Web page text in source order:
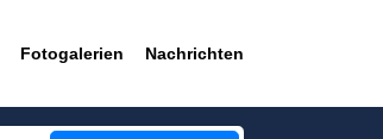
Fotogalerien Nachrichten